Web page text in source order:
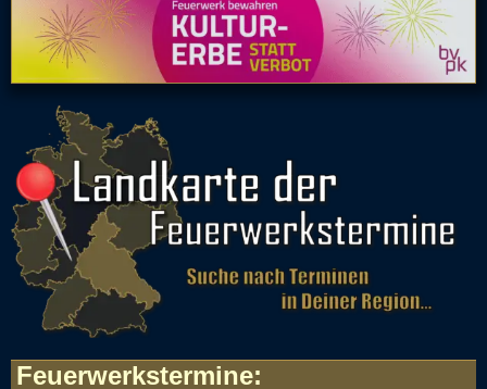
Feuerwerkstermine: